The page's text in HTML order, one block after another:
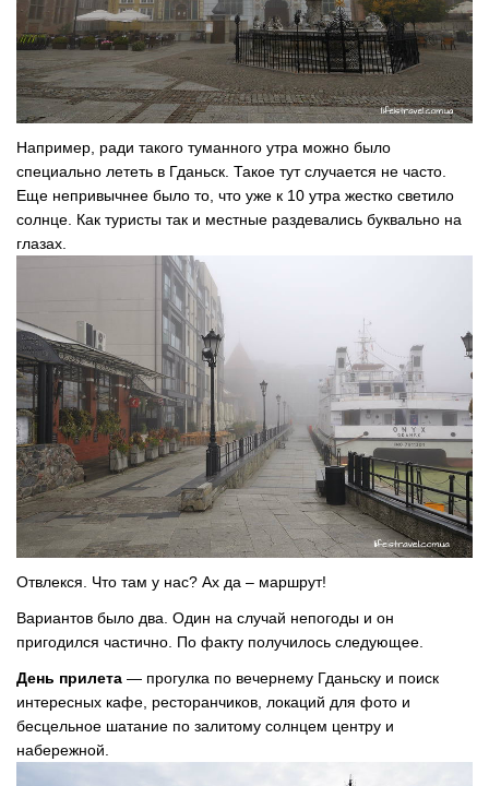
Например, ради такого туманного утра можно было
специально лететь в Гданьск. Такое тут случается не часто.
Еще непривычнее было то, что уже к 10 утра жестко светило
солнце. Как туристы так и местные раздевались буквально на
глазах.
Отвлекся. Что там у нас? Ах да – маршрут!
Вариантов было два. Один на случай непогоды и он
пригодился частично. По факту получилось следующее.
День прилета — прогулка по вечернему Гданьску и поиск
интересных кафе, ресторанчиков, локаций для фото и
бесцельное шатание по залитому солнцем центру и
набережной.